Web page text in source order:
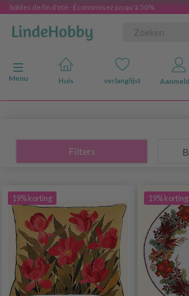
Soldes de fin d'été - Économisez jusqu'à 50%
Navigatie in-/uitschakelen
Menu
Huis verlanglijst
Filters
19% korting 19% korting